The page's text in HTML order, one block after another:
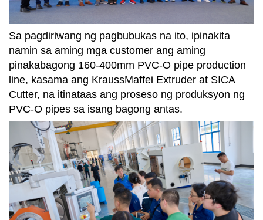
Sa pagdiriwang ng pagbubukas na ito, ipinakita
namin sa aming mga customer ang aming
pinakabagong 160-400mm PVC-O pipe production
line, kasama ang KraussMaffei Extruder at SICA
Cutter, na itinataas ang proseso ng produksyon ng
PVC-O pipes sa isang bagong antas.